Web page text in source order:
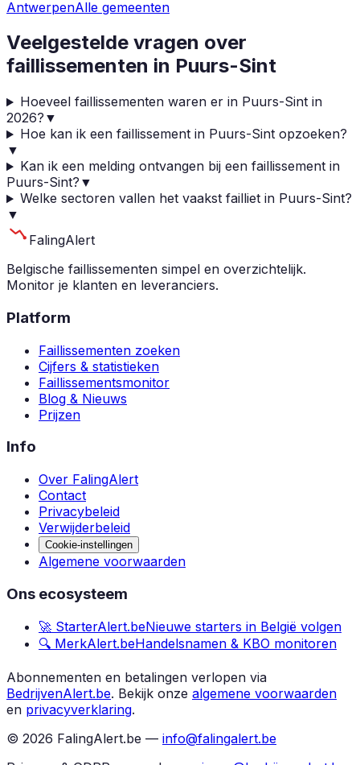
AntwerpenAlle gemeenten
Veelgestelde vragen over
faillissementen in Puurs-Sint
Hoeveel faillissementen waren er in Puurs-Sint in
2026? ▼
Hoe kan ik een faillissement in Puurs-Sint opzoeken?
▼
Kan ik een melding ontvangen bij een faillissement in
Puurs-Sint? ▼
Welke sectoren vallen het vaakst failliet in Puurs-Sint?
▼
FalingAlert
Belgische faillissementen simpel en overzichtelijk.
Monitor je klanten en leveranciers.
Platform
Faillissementen zoeken
Cijfers & statistieken
Faillissementsmonitor
Blog & Nieuws
Prijzen
Info
Over FalingAlert
Contact
Privacybeleid
Verwijderbeleid
Cookie-instellingen
Algemene voorwaarden
Ons ecosysteem
🚀 StarterAlert.beNieuwe starters in België volgen
🔍 MerkAlert.beHandelsnamen & KBO monitoren
Abonnementen en betalingen verlopen via
BedrijvenAlert.be. Bekijk onze algemene voorwaarden
en privacyverklaring.
© 2026 FalingAlert.be — info@falingalert.be